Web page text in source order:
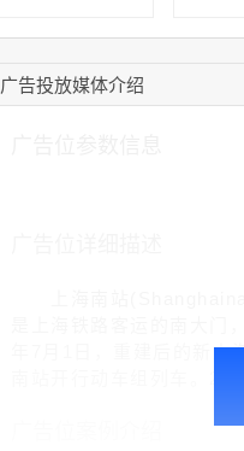
广告投放媒体介绍
年7月1日，重建后的新
南站开行动车组列车。